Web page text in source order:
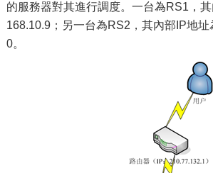
的服務器對其進行調度。一台為RS1，
168.10.9；另一台為RS2，其內部IP地址
0。